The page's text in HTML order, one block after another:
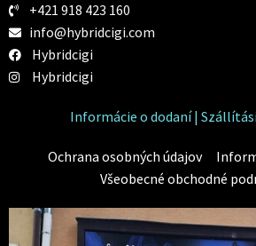
+421 918 423 160
info@hybridcigi.com
Hybridcigi
Hybridcigi
Informácie o dodaní |
Ochrana osobných údajov
Všeobecné obchodné